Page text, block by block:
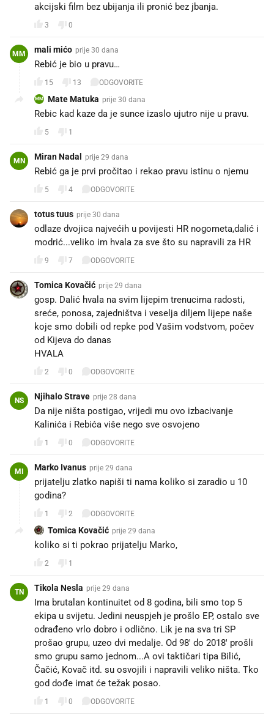
akcijski film bez ubijanja ili pronić bez jbanja.
3 0
MM mali mićo prije 30 dana
Rebić je bio u pravu…
15 13 ODGOVORITE
MM Mate Matuka prije 30 dana
Rebic kad kaze da je sunce izaslo ujutro nije u pravu.
5 1
MN Miran Nadal prije 29 dana
Rebić ga je prvi pročitao i rekao pravu istinu o njemu
5 4 ODGOVORITE
totus tuus prije 30 dana
odlaze dvojica najvećih u povijesti HR nogometa,dalić i
modrić...veliko im hvala za sve što su napravili za HR
9 7 ODGOVORITE
Tomica Kovačić prije 29 dana
gosp. Dalić hvala na svim lijepim trenucima radosti,
sreće, ponosa, zajedništva i veselja diljem lijepe naše
koje smo dobili od repke pod Vašim vodstvom, počev
od Kijeva do danas
HVALA
2 0 ODGOVORITE
NS Njihalo Strave prije 28 dana
Da nije ništa postigao, vrijedi mu ovo izbacivanje
Kalinića i Rebića više nego sve osvojeno
1 0 ODGOVORITE
MI Marko Ivanus prije 29 dana
prijatelju zlatko napiši ti nama koliko si zaradio u 10
godina?
1 2 ODGOVORITE
Tomica Kovačić prije 29 dana
koliko si ti pokrao prijatelju Marko,
2 1
TN Tikola Nesla prije 29 dana
Ima brutalan kontinuitet od 8 godina, bili smo top 5
ekipa u svijetu. Jedini neuspjeh je prošlo EP, ostalo sve
odrađeno vrlo dobro i odlično. Lik je na sva tri SP
prošao grupu, uzeo dvi medalje. Od 98' do 2018' prošli
smo grupu samo jednom...A ovi taktičari tipa Bilić,
Čačić, Kovač itd. su osvojili i napravili veliko ništa. Tko
god dođe imat će težak posao.
1 0 ODGOVORITE